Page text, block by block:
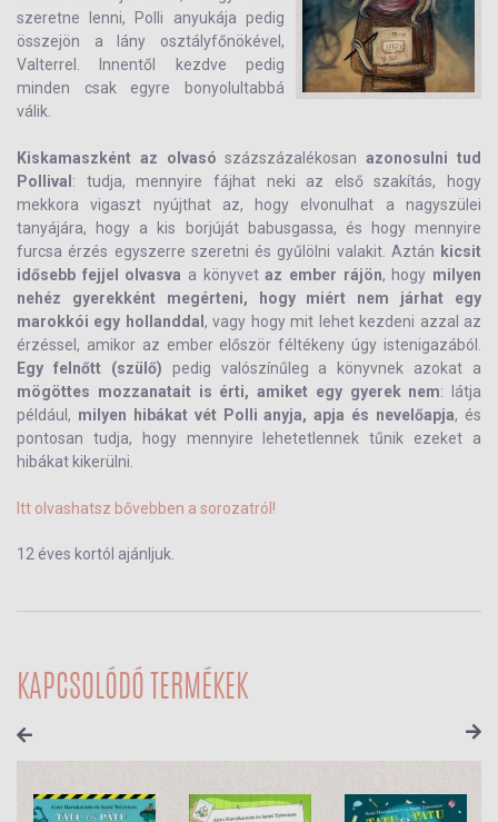
szeretne lenni, Polli anyukája pedig
összejön a lány osztályfőnökével,
Valterrel. Innentől kezdve pedig
minden csak egyre bonyolultabbá
válik.
Kiskamaszként az olvasó százszázalékosanazonosulni tud
Pollival : tudja, mennyire fájhat neki az első szakítás, hogy
mekkora vigaszt nyújthat az, hogy elvonulhat a nagyszülei
tanyájára, hogy a kis borjúját babusgassa, és hogy mennyire
furcsa érzés egyszerre szeretni és gyűlölni valakit. Aztán kicsit
idősebb fejjel olvasva a könyvetaz ember rájön, hogy milyen
nehéz gyerekként megérteni, hogy miért nem járhat egy
marokkói egy hollanddal , vagy hogy mit lehet kezdeni azzal az
érzéssel, amikor az ember először féltékeny úgy istenigazából.
Egy felnőtt (szülő) pedig valószínűleg a könyvnek azokat a
mögöttes mozzanatait is érti, amiket egy gyerek nem: látja
például, milyen hibákat vét Polli anyja, apja és nevelőapja, és
pontosan tudja, hogy mennyire lehetetlennek tűnik ezeket a
hibákat kikerülni.
Itt olvashatsz bővebben a sorozatról!
12 éves kortól ajánljuk.
KAPCSOLÓDÓ TERMÉKEK